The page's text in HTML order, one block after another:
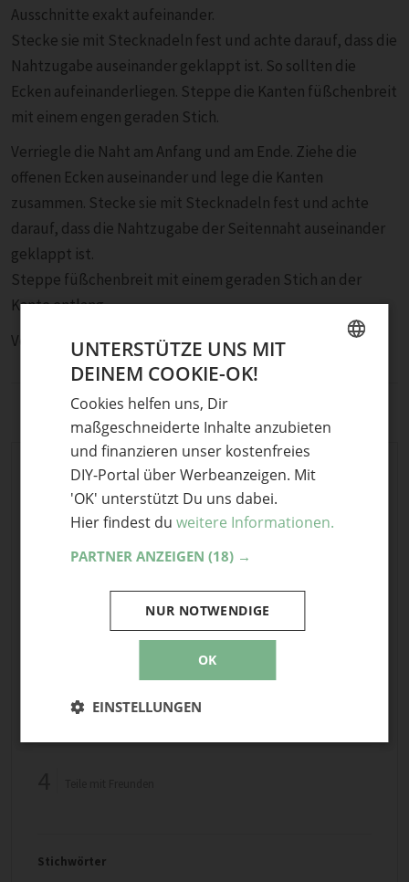
Ausschnitte exakt aufeinander.
Stecke sie mit Stecknadeln fest und achte darauf, dass die
Nahtzugabe auseinander geklappt ist. So sollten die
Ecken aufeinanderliegen. Steppe die Kanten füßchenbreit
mit einem engen geraden Stich.
Verriegle die Naht am Anfang und am Ende. Ziehe die
offenen Ecken auseinander und lege die Kanten
zusammen. Stecke sie mit Stecknadeln fest und achte
darauf, dass die Nahtzugabe der Seitennaht auseinander
geklappt ist.
Steppe füßchenbreit mit einem geraden Stich an der
Kante entlang.
Verriegele die Naht.
Projektübersicht
eine Stunde
Projekt starten
Stichwörter
UNTERSTÜTZE UNS MIT
DEINEM COOKIE-OK!
Cookies helfen uns, Dir
maßgeschneiderte Inhalte anzubieten
und finanzieren unser kostenfreies
DIY-Portal über Werbeanzeigen. Mit
'OK' unterstützt Du uns dabei.
Hier findest du weitere Informationen.
PARTNER ANZEIGEN (18) →
OK
NUR NOTWENDIGE
EINSTELLUNGEN